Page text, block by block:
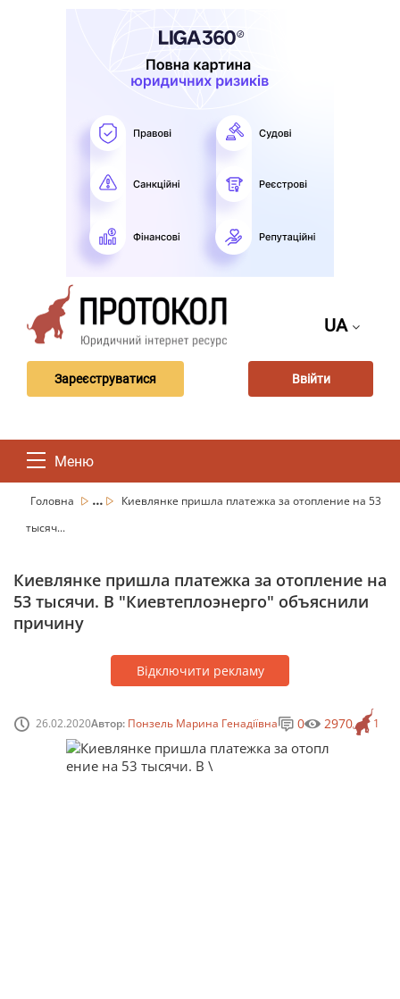
UA
Зареєструватися Ввійти
Меню
Головна ...
Киевлянке пришла платежка за отопление на 53
тысяч...
Киевлянке пришла платежка за отопление на
53 тысячи. В "Киевтеплоэнерго" объяснили
причину
Відключити рекламу
26.02.2020Автор: Понзель Марина Генадіївна 1
0 2970